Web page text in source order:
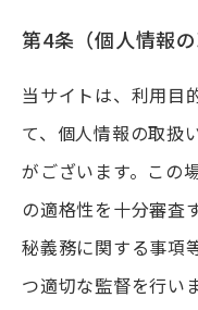
第4条（個人情報の
当サイトは、利用目
て、個人情報の取扱
がございます。この
の適格性を十分審査
秘義務に関する事項
つ適切な監督を行いま